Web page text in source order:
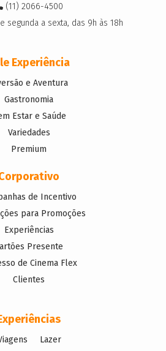
Experiência
e Aventura
Gastronomia
Estar e Saúde
Variedades
Premium
de Incentivo
para Promoções
Experiências
Presente
de Cinema Flex
Clientes
(11) 2066-4500
segunda a sexta, das 9h às 18h
Lazer